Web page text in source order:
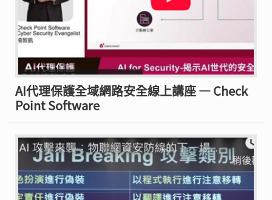
AI代理保護全域網路安全線上講座 — Check
Point Software